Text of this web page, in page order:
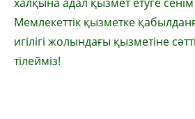
Мемлекеттік қызметке
игілігі жолындағы қызметіне
тілейміз!